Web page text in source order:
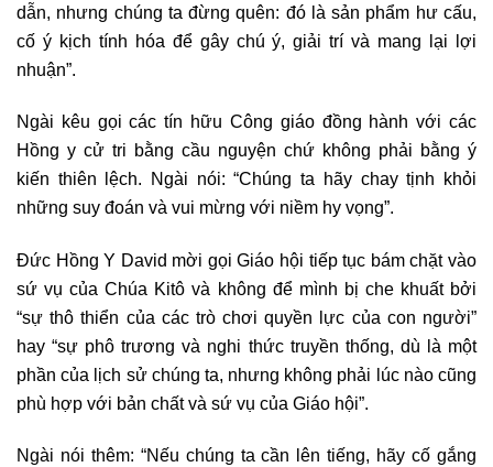
dẫn, nhưng chúng ta đừng quên: đó là sản phẩm hư cấu,
cố ý kịch tính hóa để gây chú ý, giải trí và mang lại lợi
nhuận”.
Ngài kêu gọi các tín hữu Công giáo đồng hành với các
Hồng y cử tri bằng cầu nguyện chứ không phải bằng ý
kiến thiên lệch. Ngài nói: “Chúng ta hãy chay tịnh khỏi
những suy đoán và vui mừng với niềm hy vọng”.
Đức Hồng Y David mời gọi Giáo hội tiếp tục bám chặt vào
sứ vụ của Chúa Kitô và không để mình bị che khuất bởi
“sự thô thiển của các trò chơi quyền lực của con người”
hay “sự phô trương và nghi thức truyền thống, dù là một
phần của lịch sử chúng ta, nhưng không phải lúc nào cũng
phù hợp với bản chất và sứ vụ của Giáo hội”.
Ngài nói thêm: “Nếu chúng ta cần lên tiếng, hãy cố gắng